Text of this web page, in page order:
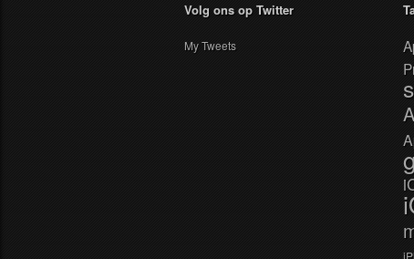
Volg ons op Twitter
My Tweets